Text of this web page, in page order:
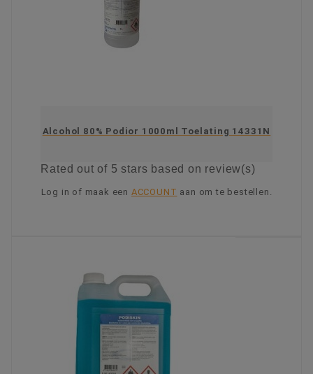
Alcohol 80% Podior 1000ml Toelating 14331N
Ratedout of 5 stars based on review(s)
Log in of maak een ACCOUNT aan om te bestellen.